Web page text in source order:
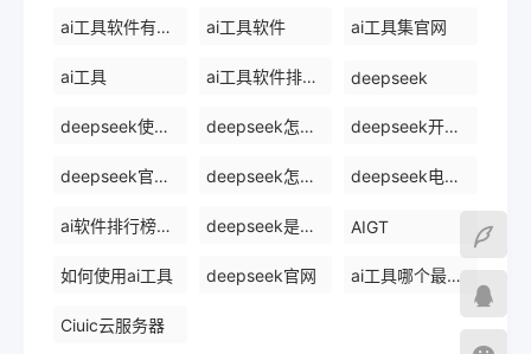
ai工具软件有哪些 ai工具软件 ai工具集官网
ai工具 ai工具软件排名前十 deepseek
deepseek使用方法 deepseek怎么使用deepseek deepseek开源ai
deepseek官网下载 deepseek怎么使用 deepseek电脑版
ai软件排行榜前十名 deepseek是什么 AIGT
如何使用ai工具 deepseek官网 ai工具哪个最好用
Ciuic云服务器